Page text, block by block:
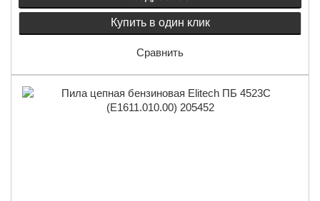
Купить в один клик
Сравнить